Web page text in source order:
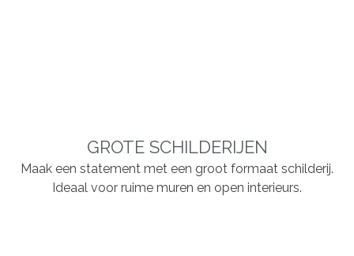
GROTE SCHILDERIJEN
Maak een statement met een groot formaat schilderij.
Ideaal voor ruime muren en open interieurs.